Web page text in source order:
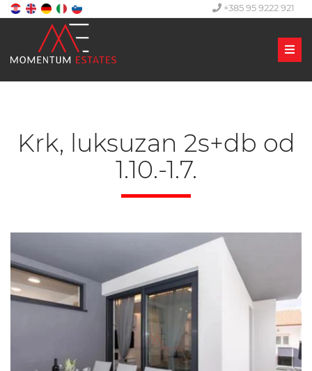
+385 95 9222 921
Krk, luksuzan 2s+db od
1.10.-1.7.